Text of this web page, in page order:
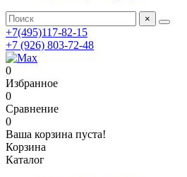
×
+7(495)117-82-15
+7 (926) 803-72-48
0
Избранное
0
Сравнение
0
Ваша корзина пуста!
Корзина
Каталог